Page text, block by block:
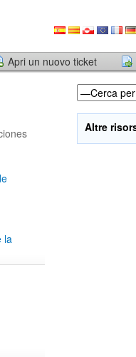
Apri un nuovo ticket
la
Altre